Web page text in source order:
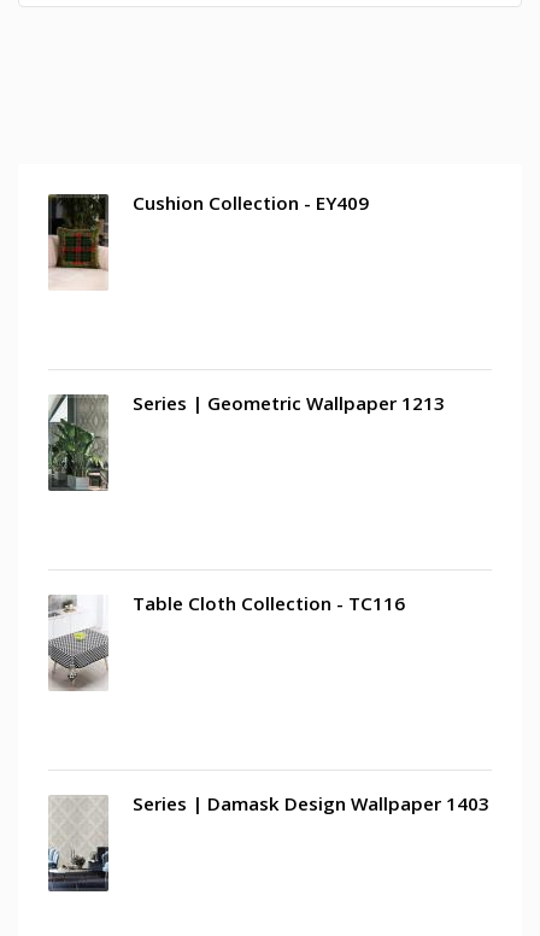
Cushion Collection - EY409
1213 Series | Geometric Wallpaper
Table Cloth Collection - TC116
1403 Series | Damask Design Wallpaper